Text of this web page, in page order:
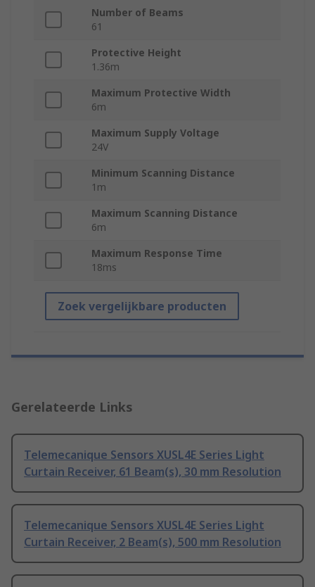
Number of Beams
61
Protective Height
1.36m
Maximum Protective Width
6m
Maximum Supply Voltage
24V
Minimum Scanning Distance
1m
Maximum Scanning Distance
6m
Maximum Response Time
18ms
Zoek vergelijkbare producten
Gerelateerde Links
Telemecanique Sensors XUSL4E Series Light
Curtain Receiver, 61 Beam(s), 30 mm Resolution
Telemecanique Sensors XUSL4E Series Light
Curtain Receiver, 2 Beam(s), 500 mm Resolution